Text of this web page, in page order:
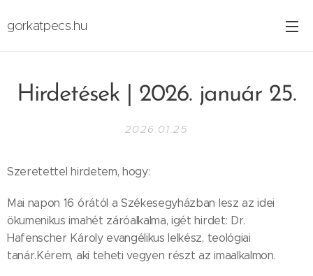
gorkatpecs.hu
Hirdetések | 2026. január 25.
2026.01.25
Szeretettel hirdetem, hogy:
Mai napon 16 órától a Székesegyházban lesz az idei
ökumenikus imahét záróalkalma, igét hirdet: Dr.
Hafenscher Károly evangélikus lelkész, teológiai
tanár.Kérem, aki teheti vegyen részt az imaalkalmon.